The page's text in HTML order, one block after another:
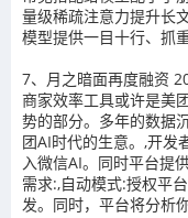
量级稀疏注意力提升长
模型提供一目十行、抓
7、月之暗面再度融资
商家效率工具或许是美
势的部分。多年的数据
团AI时代的生意。,开发
入微信AI。同时平台提
需求:,自动模式:授权平
发。同时，平台将分析